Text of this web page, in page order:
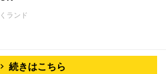
ランド
続きはこちら